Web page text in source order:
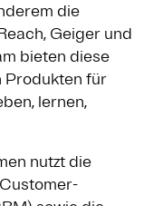
die
Geiger und
bieten diese
Produkten für
lernen,
nutzt die